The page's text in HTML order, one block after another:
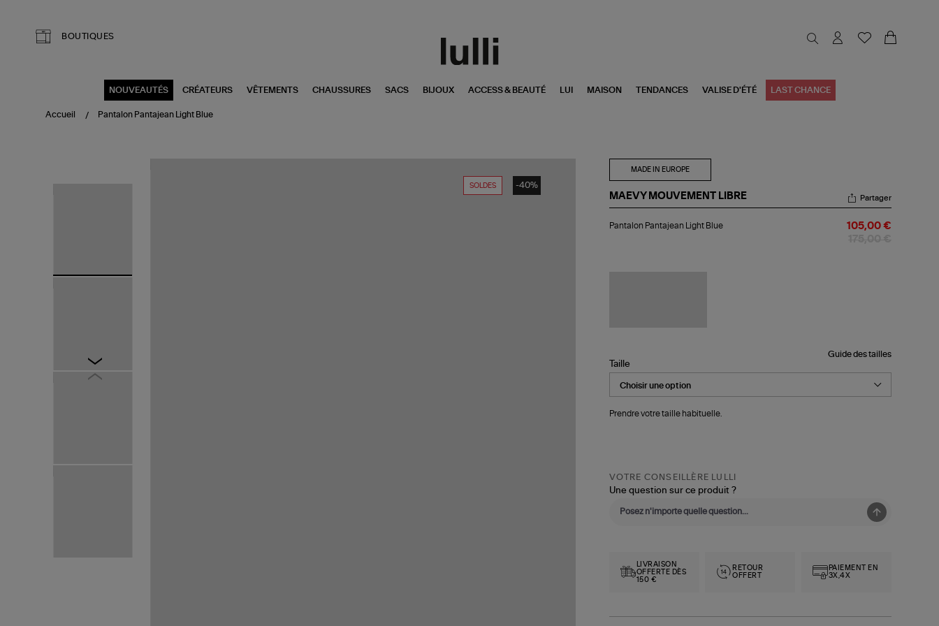
BOUTIQUES
NOUVEAUTÉS CRÉATEURS VÊTEMENTS CHAUSSURES SACS BIJOUX ACCESS & BEAUTÉ LUI MAISON TENDANCES VALISE D'ÉTÉ LAST CHANCE
Accueil Pantalon Pantajean Light Blue
SOLDES -40%
MADE IN EUROPE
MAEVY MOUVEMENT LIBRE
Pantajean
Partager
Pantalon Pantajean Light Blue 105,00 €
Guide des tailles
Taille
Prendre votre taille habituelle.
VOTRE CONSEILLÈRE LULLI
Une question sur ce produit ?
LIVRAISON
OFFERTE DÈS
150 €
RETOUR
OFFERT
PAIEMENT EN
3X,4X